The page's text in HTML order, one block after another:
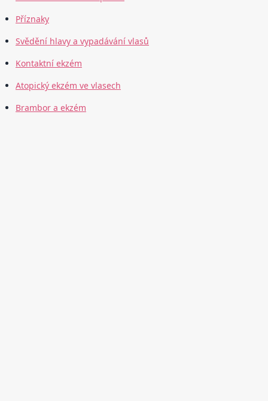
Příznaky
Svědění hlavy a vypadávání vlasů
Kontaktní ekzém
Atopický ekzém ve vlasech
Brambor a ekzém